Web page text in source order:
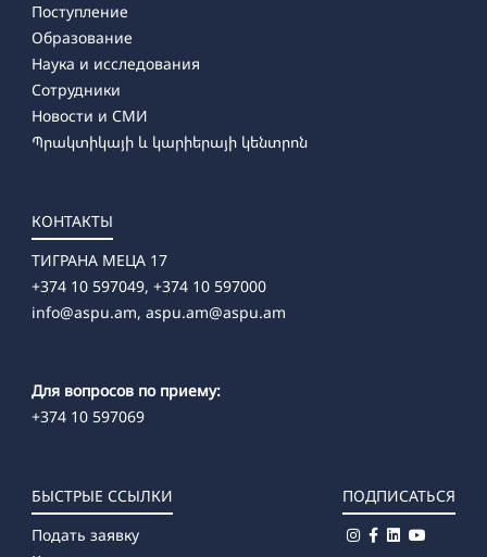
Поступление
Образование
Наука и исследования
Сотрудники
Новости и СМИ
Պրակտիկայի և կարիերայի կենտրոն
КОНТАКТЫ
ТИГРАНА МЕЦА 17
+374 10 597049, +374 10 597000
info@aspu.am, aspu.am@aspu.am
Для вопросов по приему:
+374 10 597069
БЫСТРЫЕ ССЫЛКИ
Подать заявку
ПОДПИСАТЬСЯ